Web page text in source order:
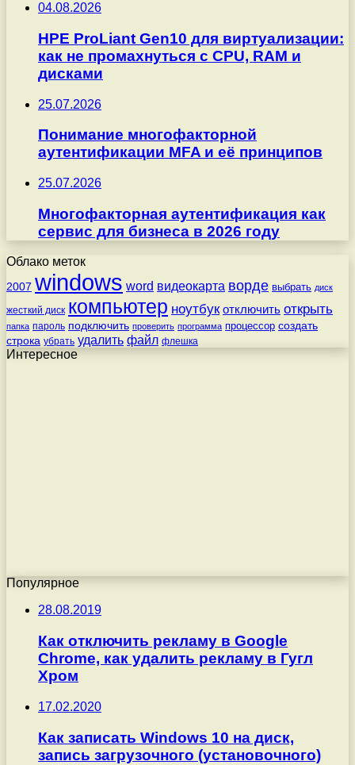
04.08.2026
HPE ProLiant Gen10 для виртуализации:
как не промахнуться с CPU, RAM и
дисками
25.07.2026
Понимание многофакторной
аутентификации MFA и её принципов
25.07.2026
Многофакторная аутентификация как
сервис для бизнеса в 2026 году
Облако меток
2007 windows word видеокарта ворде выбрать диск
жесткий диск компьютер ноутбук отключить открыть
папка пароль подключить проверить программа процессор создать
строка убрать удалить файл флешка
Интересное
Популярное
28.08.2019
Как отключить рекламу в Google
Chrome, как удалить рекламу в Гугл
Хром
17.02.2020
Как записать Windows 10 на диск,
запись загрузочного (установочного)